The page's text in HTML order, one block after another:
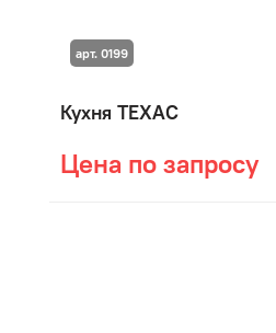
Кухня ТЕХАС
Цена по запросу
арт. 0199